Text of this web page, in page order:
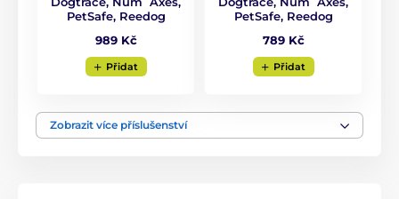
PetSafe, Reedog
989 Kč
Přidat
PetSafe, Reedog
789 Kč
Přidat
Zobrazit více příslušenství